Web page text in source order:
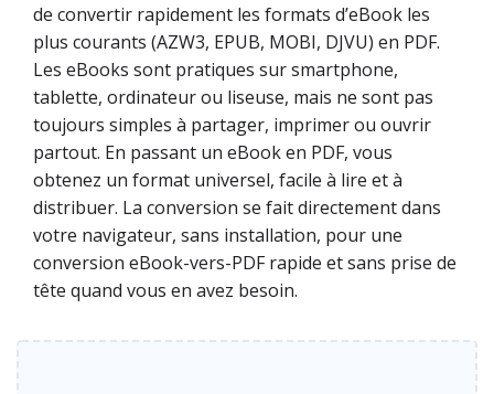
de convertir rapidement les formats d’eBook les
plus courants (AZW3, EPUB, MOBI, DJVU) en PDF.
Les eBooks sont pratiques sur smartphone,
tablette, ordinateur ou liseuse, mais ne sont pas
toujours simples à partager, imprimer ou ouvrir
partout. En passant un eBook en PDF, vous
obtenez un format universel, facile à lire et à
distribuer. La conversion se fait directement dans
votre navigateur, sans installation, pour une
conversion eBook-vers-PDF rapide et sans prise de
tête quand vous en avez besoin.